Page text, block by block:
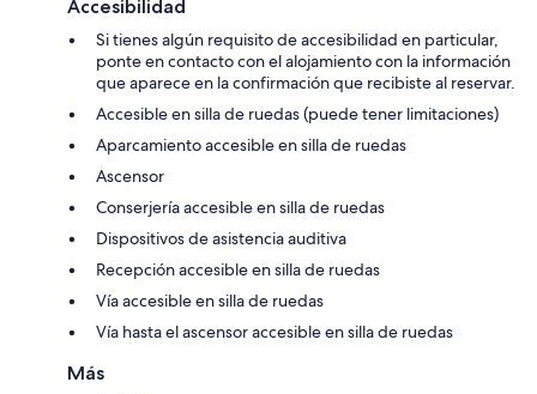
Accesibilidad
Si tienes algún requisito de accesibilidad en particular,
ponte en contacto con el alojamiento con la información
que aparece en la confirmación que recibiste al reservar.
Accesible en silla de ruedas (puede tener limitaciones)
Aparcamiento accesible en silla de ruedas
Ascensor
Conserjería accesible en silla de ruedas
Dispositivos de asistencia auditiva
Recepción accesible en silla de ruedas
Vía accesible en silla de ruedas
Vía hasta el ascensor accesible en silla de ruedas
Más